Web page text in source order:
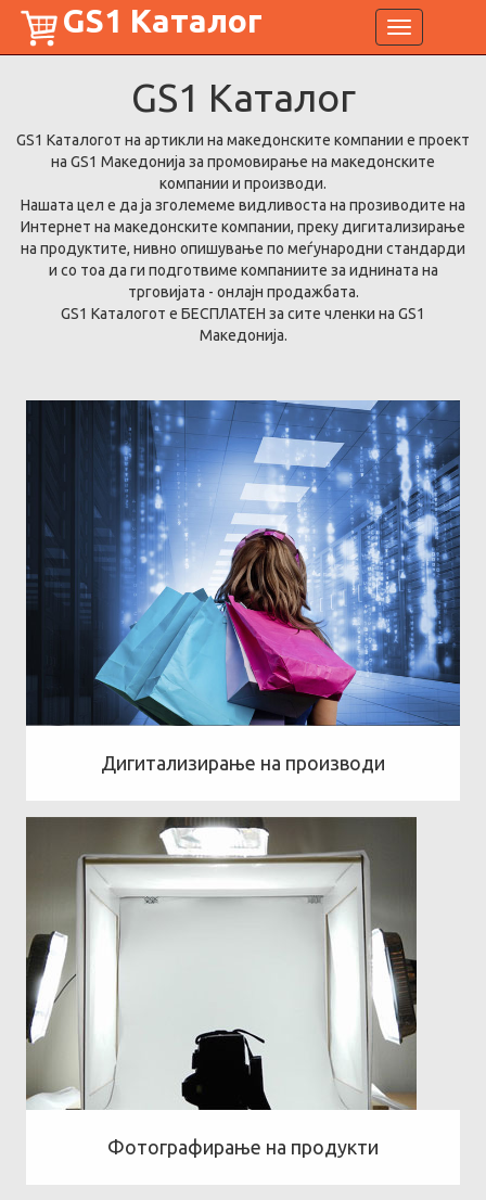
Toggle
navigation
GS1 Каталог
GS1 Каталог
GS1 Каталогот на артикли на македонските компании е проект
на GS1 Македонија за промовирање на македонските
компании и производи.
Нашата цел е да ја зголемеме видливоста на прозиводите на
Интернет на македонските компании, преку дигитализирање
на продуктите, нивно опишување по меѓународни стандарди
и со тоа да ги подготвиме компаниите за иднината на
трговијата - онлајн продажбата.
GS1 Каталогот е БЕСПЛАТЕН за сите членки на GS1
Македонија.
Дигитализирање на производи
Фотографирање на продукти